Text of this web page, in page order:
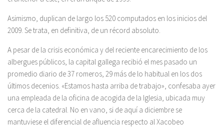
Asimismo, duplican de largo los 520 computados en los inicios del
2009. Se trata, en definitiva, de un récord absoluto.
A pesar de la crisis económica y del reciente encarecimiento de los
albergues públicos, la capital gallega recibió el mes pasado un
promedio diario de 37 romeros, 29 más de lo habitual en los dos
últimos decenios. «Estamos hasta arriba de trabajo», confesaba ayer
una empleada de la oficina de acogida de la Iglesia, ubicada muy
cerca de la catedral. No en vano, si de aquí a diciembre se
mantuviese el diferencial de afluencia respecto al Xacobeo